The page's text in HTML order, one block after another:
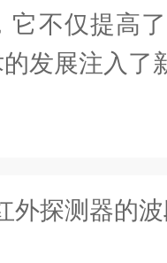
它不仅提高
发展注入了
外探测器的